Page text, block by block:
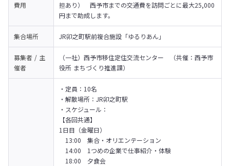
費用
担あり）　西予市までの交通費を訪問ごとに最大25,000
円まで助成します。
集合場所 JR卯之町駅前複合施設「ゆるりあん」
募集者 / 主
催者
（一社）西予市移住定住交流センター　（共催：西予市
役所 まちづくり推進課）
・定員：10名
・解散場所：JR卯之町駅
・スケジュール：
【各回共通】
1日目（金曜日）
13:00　集合・オリエンテーション
14:00　1つめの企業で仕事紹介・体験
18:00　夕食会